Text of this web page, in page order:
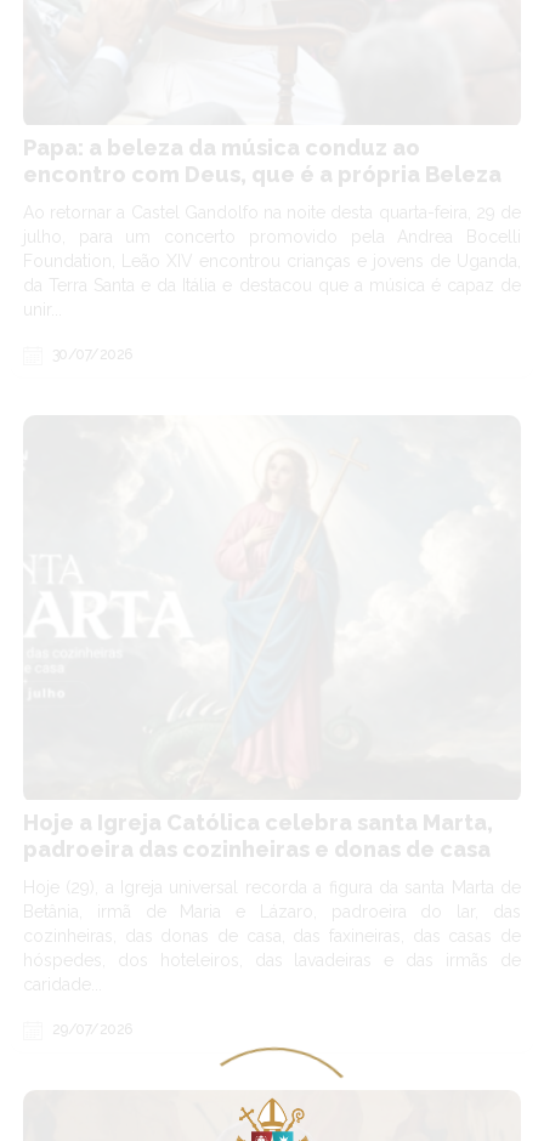
Papa: a beleza da música conduz ao
encontro com Deus, que é a própria Beleza
Ao retornar a Castel Gandolfo na noite desta quarta-feira, 29 de
julho, para um concerto promovido pela Andrea Bocelli
Foundation, Leão XIV encontrou crianças e jovens de Uganda,
da Terra Santa e da Itália e destacou que a música é capaz de
unir...
30/07/2026
Hoje a Igreja Católica celebra santa Marta,
padroeira das cozinheiras e donas de casa
Hoje (29), a Igreja universal recorda a figura da santa Marta de
Betânia, irmã de Maria e Lázaro, padroeira do lar, das
cozinheiras, das donas de casa, das faxineiras, das casas de
hóspedes, dos hoteleiros, das lavadeiras e das irmãs de
caridade...
29/07/2026